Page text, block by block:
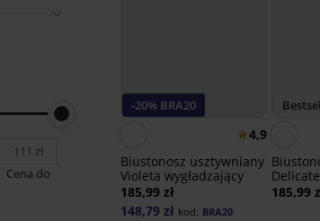
Cena do
-20% BRA20
4,9
Biustonosz usztywniany
Violeta wygładzający
185,99 zł
148,79 zł kod: BRA20
185,99